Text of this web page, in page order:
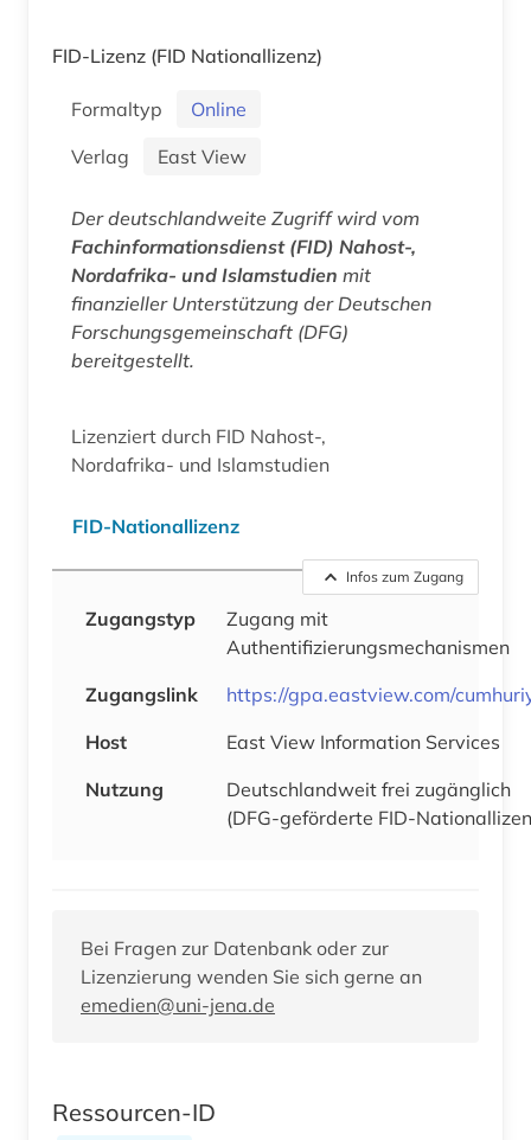
FID-Lizenz (FID Nationallizenz)
Formaltyp
Online
Verlag
East View
Der deutschlandweite Zugriff wird vom
Fachinformationsdienst (FID) Nahost-,
Nordafrika- und Islamstudien mit
finanzieller Unterstützung der Deutschen
Forschungsgemeinschaft (DFG)
bereitgestellt.
Lizenziert durch FID Nahost-,
Nordafrika- und Islamstudien
FID-Nationallizenz
Infos zum Zugang
Zugangstyp
Zugang mit
Authentifizierungsmechanismen
Zugangslink
https://gpa.eastview.com/
Host
East View Information Services
Nutzung
Deutschlandweit frei zugänglich
(DFG-geförderte FID-
Bei Fragen zur Datenbank oder zur
Lizenzierung wenden Sie sich gerne an
emedien@uni-jena.de
Ressourcen-ID